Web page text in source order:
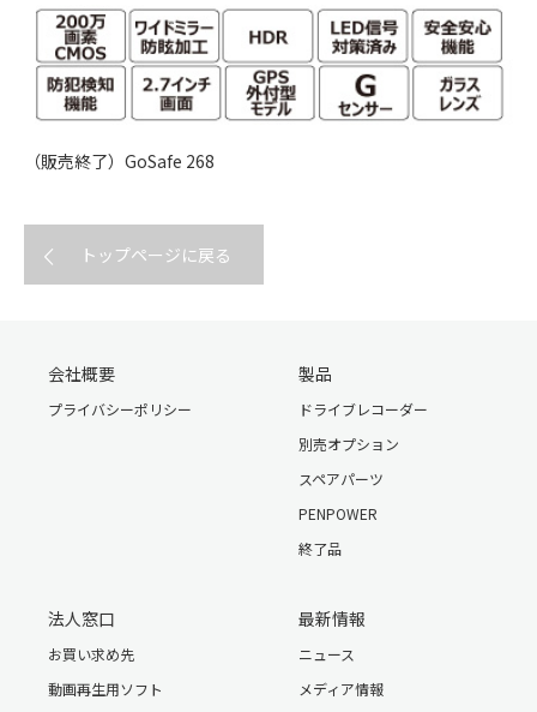
（販売終了）GoSafe 268
トップページに戻る
会社概要
プライバシーポリシー
製品
ドライブレコーダー
別売オプション
スペアパーツ
PENPOWER
終了品
法人窓口
お買い求め先
動画再生用ソフト
最新情報
ニュース
メディア情報